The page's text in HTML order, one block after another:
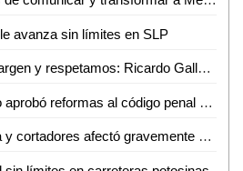
avanza sin límites en SLP
Nos mantenemos al margen y respetamos: Ricardo Gallardo se deslinda de afiliación de Tecmol al Verde
El Congreso del Estado aprobó reformas al código penal del estado para tipificar como delito la violencia vicaria
Escasez de maquinaria y cortadores afectó gravemente Zafra 2024–2025 en Ingenio Plan de Ayala